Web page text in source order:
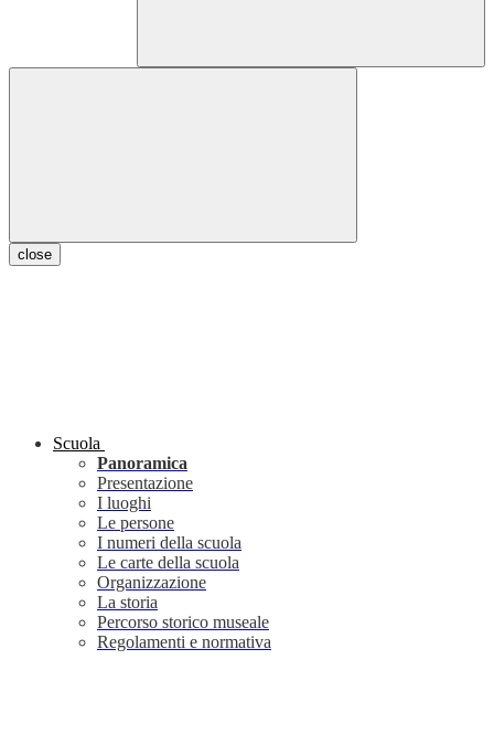
close
Scuola
Panoramica
Presentazione
I luoghi
Le persone
I numeri della scuola
Le carte della scuola
Organizzazione
La storia
Percorso storico museale
Regolamenti e normativa